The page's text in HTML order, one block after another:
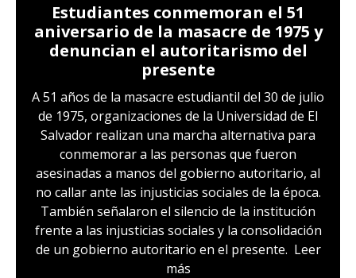
Estudiantes conmemoran el 51
aniversario de la masacre de 1975 y
denuncian el autoritarismo del
presente
A 51 años de la masacre estudiantil del 30 de julio
de 1975, organizaciones de la Universidad de El
Salvador realizan una marcha alternativa para
conmemorar a las personas que fueron
asesinadas a manos del gobierno autoritario, al
no callar ante las injusticias sociales de la época.
También señalaron el silencio de la institución
frente a las injusticias sociales y la consolidación
de un gobierno autoritario en el presente. Leer
más